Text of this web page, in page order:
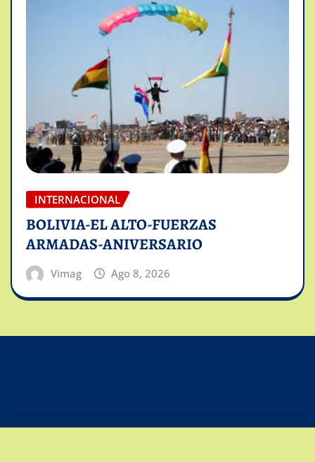
INTERNACIONAL
BOLIVIA-EL ALTO-FUERZAS
ARMADAS-ANIVERSARIO
Vimag Ago 8, 2026